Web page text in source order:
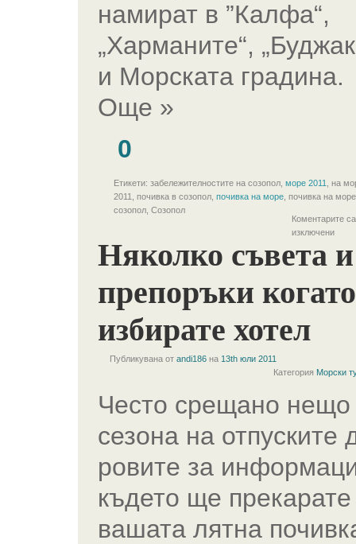
намират в ”Калфа“,
„Харманите“,
и Морската градина.
Още »
0
Етикети: забележителностите на созопол, море 2011
, на
2011, почивка в созопол, почивка на море , почивка на море
созопол, Созопол
Коментарите са
изключени
Няколко съвета и
препоръки когато
избирате хотел
Публикувана от andi186 на 13th юли 2011
Категория Морски
Често срещано нещо
сезона на отпуските
ровите за
където ще прекарате
вашата лятна